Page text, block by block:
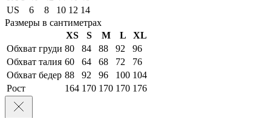
US
6 8 10 12 14
Размеры в сантиметрах
XS
S M L
XL
Обхват груди 80 84 88 92
96
Обхват талия 60 64 68 72
76
Обхват бедер 88 92 96 100 104
Рост
164 170 170 170 176